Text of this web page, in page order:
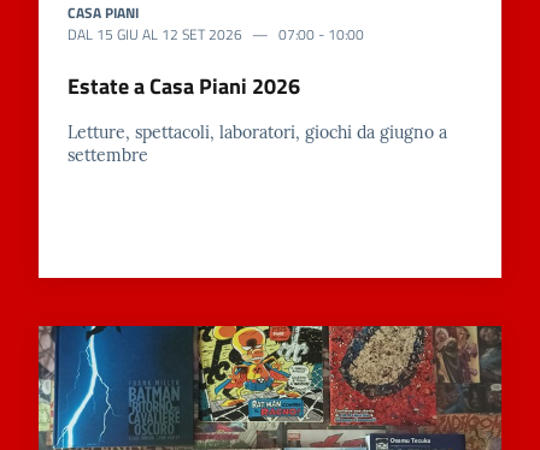
CASA PIANI
DAL 15 GIU AL 12 SET 2026 07:00 - 10:00
Estate a Casa Piani 2026
Letture, spettacoli, laboratori, giochi da giugno a
settembre